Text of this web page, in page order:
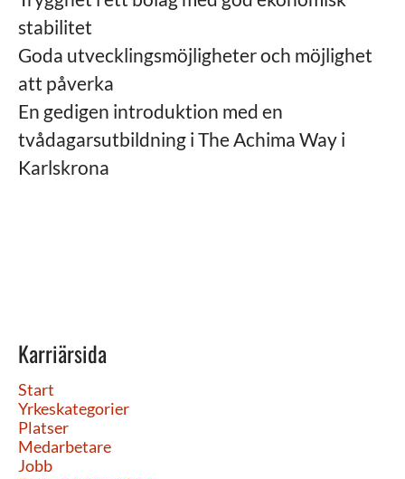
stabilitet
Goda utvecklingsmöjligheter och möjlighet
att påverka
En gedigen introduktion med en
tvådagarsutbildning i The Achima Way i
Karlskrona
Karriärsida
Start
Yrkeskategorier
Platser
Medarbetare
Jobb